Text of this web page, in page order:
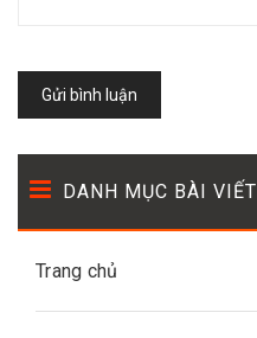
Gửi bình luận
DANH MỤC BÀI VIẾT
Trang chủ